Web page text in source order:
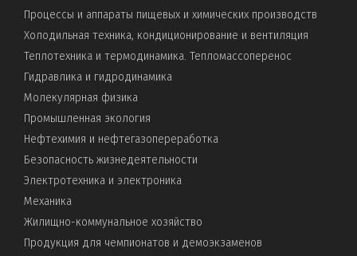
Процессы и аппараты пищевых и химических производств
Холодильная техника, кондиционирование и вентиляция
Теплотехника и термодинамика. Тепломассоперенос
Гидравлика и гидродинамика
Молекулярная физика
Промышленная экология
Нефтехимия и нефтегазопереработка
Безопасность жизнедеятельности
Электротехника и электроника
Механика
Жилищно-коммунальное хозяйство
Продукция для чемпионатов и демоэкзаменов